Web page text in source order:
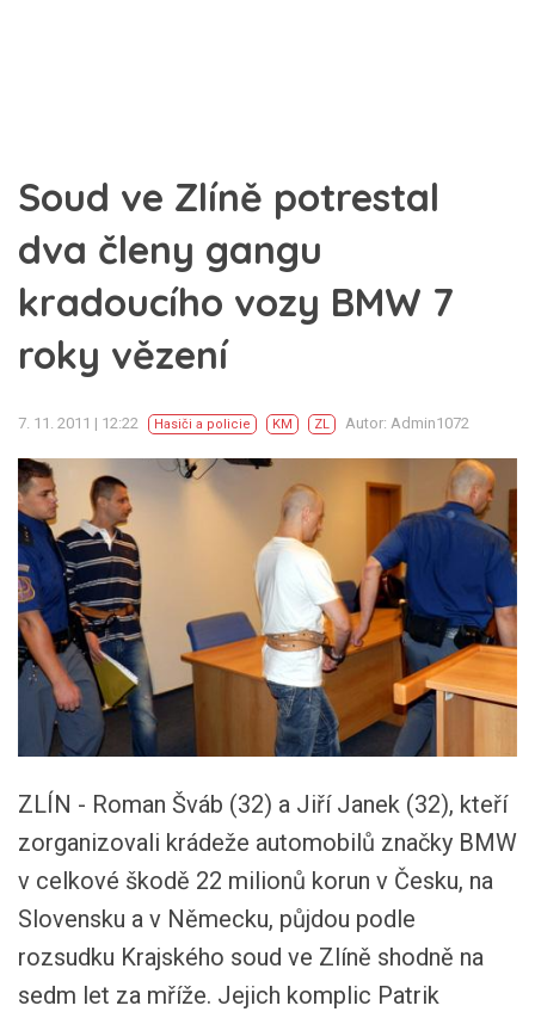
Soud ve Zlíně potrestal
dva členy gangu
kradoucího vozy BMW 7
roky vězení
7. 11. 2011 | 12:22 Hasiči a policie KM ZL Autor: Admin1072
ZLÍN - Roman Šváb (32) a Jiří Janek (32), kteří
zorganizovali krádeže automobilů značky BMW
v celkové škodě 22 milionů korun v Česku, na
Slovensku a v Německu, půjdou podle
rozsudku Krajského soud ve Zlíně shodně na
sedm let za mříže. Jejich komplic Patrik